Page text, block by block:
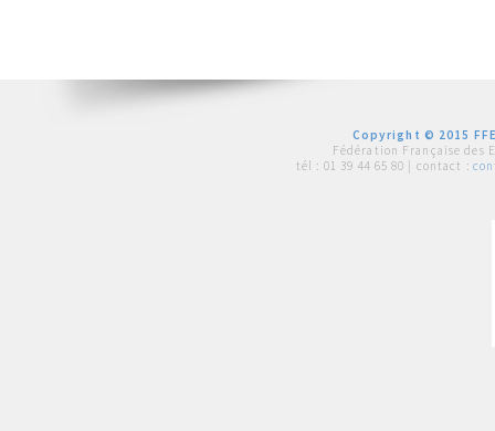
Copyright © 2015
Fédération Française des
tél : 01 39 44 65 80 | contact :